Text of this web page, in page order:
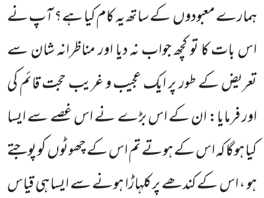
ہمارے معبودوں کے ساتھ یہ کام کیا ہے؟ آپ نے
اس بات کا تو کچھ جواب نہ دیا اور مناظرانہ شان سے
تعریض کے طور پر ایک عجیب و غریب حجت قائم کی
اور فرمایا: ان کے اس بڑے نے اس غصے سے ایسا
کیا ہوگا کہ اس کے ہوتے تم اس کے چھوٹوں کو پوجتے
ہو ، اس کے کندھے پر کلہاڑا ہونے سے ایسا ہی قیاس